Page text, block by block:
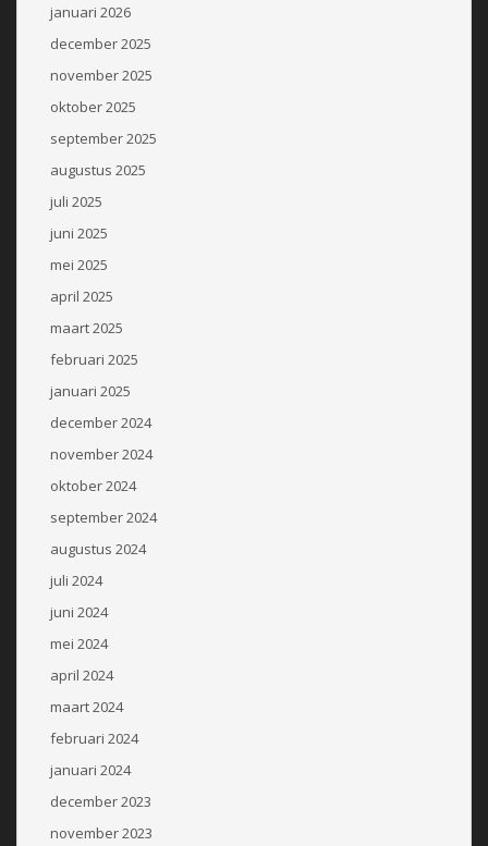
januari 2026
december 2025
november 2025
oktober 2025
september 2025
augustus 2025
juli 2025
juni 2025
mei 2025
april 2025
maart 2025
februari 2025
januari 2025
december 2024
november 2024
oktober 2024
september 2024
augustus 2024
juli 2024
juni 2024
mei 2024
april 2024
maart 2024
februari 2024
januari 2024
december 2023
november 2023